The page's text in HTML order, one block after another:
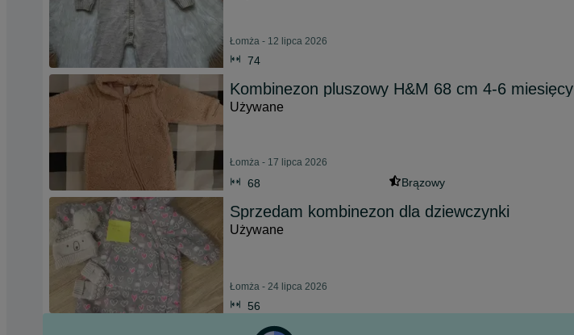
Łomża - 12 lipca 2026
74
Kombinezon pluszowy H&M 68 cm 4-6 miesięcy
Używane
Łomża - 17 lipca 2026
68 Brązowy
Sprzedam kombinezon dla dziewczynki
Używane
Łomża - 24 lipca 2026
56